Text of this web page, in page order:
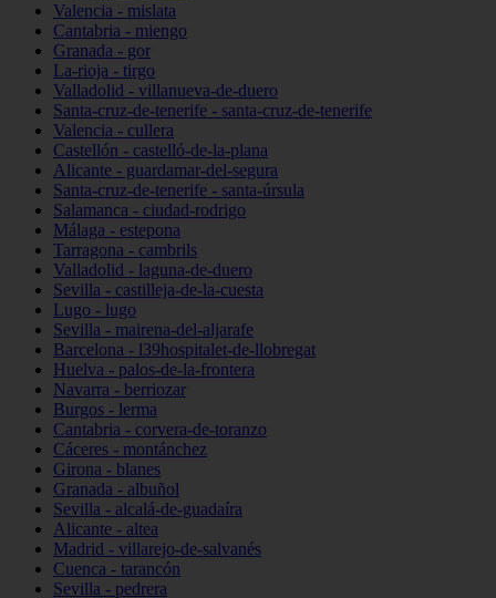
Valencia - mislata
Cantabria - miengo
Granada - gor
La-rioja - tirgo
Valladolid - villanueva-de-duero
Santa-cruz-de-tenerife - santa-cruz-de-tenerife
Valencia - cullera
Castellón - castelló-de-la-plana
Alicante - guardamar-del-segura
Santa-cruz-de-tenerife - santa-úrsula
Salamanca - ciudad-rodrigo
Málaga - estepona
Tarragona - cambrils
Valladolid - laguna-de-duero
Sevilla - castilleja-de-la-cuesta
Lugo - lugo
Sevilla - mairena-del-aljarafe
Barcelona - l39hospitalet-de-llobregat
Huelva - palos-de-la-frontera
Navarra - berriozar
Burgos - lerma
Cantabria - corvera-de-toranzo
Cáceres - montánchez
Girona - blanes
Granada - albuñol
Sevilla - alcalá-de-guadaíra
Alicante - altea
Madrid - villarejo-de-salvanés
Cuenca - tarancón
Sevilla - pedrera